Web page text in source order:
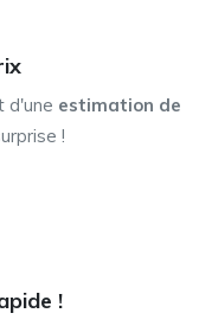
d'une estimation de
!
!